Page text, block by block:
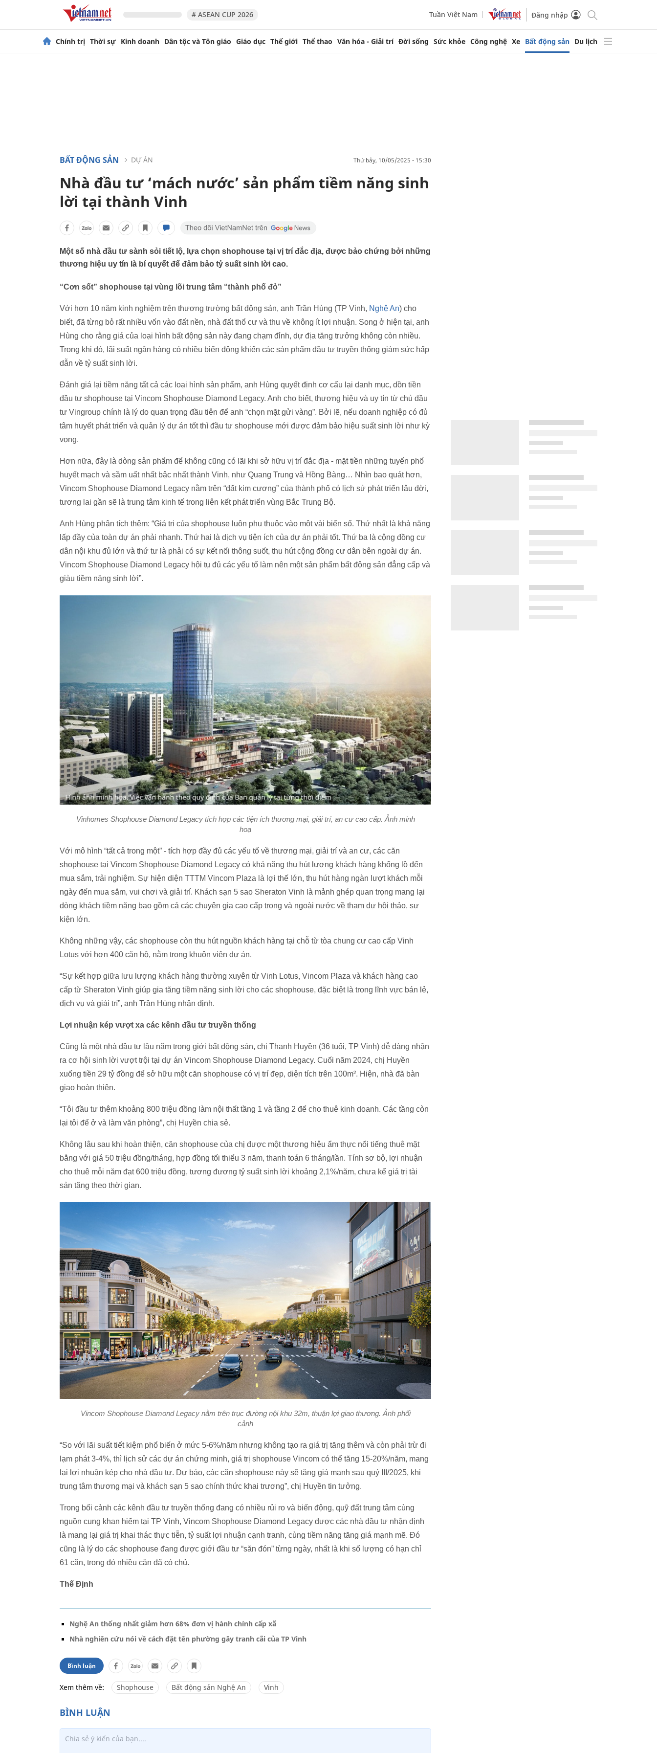
# ASEAN CUP 2026 Tuần Việt Nam Đăng nhập
Chính trị Thời sự Kinh doanh Dân tộc và Tôn giáo Giáo dục Thế giới Thể thao Văn hóa - Giải trí Đời sống Sức khỏe Công nghệ Xe Bất động sản Du lịch
BẤT ĐỘNG SẢN DỰ ÁN thứ bảy, 10/05/2025 - 15:30
Nhà đầu tư ‘mách nước’ sản phẩm tiềm năng sinh
lời tại thành Vinh
Một số nhà đầu tư sành sỏi tiết lộ, lựa chọn shophouse tại vị trí đắc địa, được bảo chứng bởi những
thương hiệu uy tín là bí quyết để đảm bảo tỷ suất sinh lời cao.
“Cơn sốt” shophouse tại vùng lõi trung tâm “thành phố đỏ”
Với hơn 10 năm kinh nghiệm trên thương trường bất động sản, anh Trần Hùng (TP Vinh, Nghệ An) cho
biết, đã từng bỏ rất nhiều vốn vào đất nền, nhà đất thổ cư và thu về không ít lợi nhuận. Song ở hiện tại, anh
Hùng cho rằng giá của loại hình bất động sản này đang chạm đỉnh, dự địa tăng trưởng không còn nhiều.
Trong khi đó, lãi suất ngân hàng có nhiều biến động khiến các sản phẩm đầu tư truyền thống giảm sức hấp
dẫn về tỷ suất sinh lời.
Đánh giá lại tiềm năng tất cả các loại hình sản phẩm, anh Hùng quyết định cơ cấu lại danh mục, dồn tiền
đầu tư shophouse tại Vincom Shophouse Diamond Legacy. Anh cho biết, thương hiệu và uy tín từ chủ đầu
tư Vingroup chính là lý do quan trọng đầu tiên để anh “chọn mặt gửi vàng”. Bởi lẽ, nếu doanh nghiệp có đủ
tâm huyết phát triển và quản lý dự án tốt thì đầu tư shophouse mới được đảm bảo hiệu suất sinh lời như kỳ
vọng.
Hơn nữa, đây là dòng sản phẩm để không cũng có lãi khi sở hữu vị trí đắc địa - mặt tiền những tuyến phố
huyết mạch và sầm uất nhất bậc nhất thành Vinh, như Quang Trung và Hồng Bàng… Nhìn bao quát hơn,
Vincom Shophouse Diamond Legacy nằm trên “đất kim cương” của thành phố có lịch sử phát triển lâu đời,
tương lai gần sẽ là trung tâm kinh tế trong liên kết phát triển vùng Bắc Trung Bộ.
Anh Hùng phân tích thêm: “Giá trị của shophouse luôn phụ thuộc vào một vài biến số. Thứ nhất là khả năng
lấp đầy của toàn dự án phải nhanh. Thứ hai là dịch vụ tiện ích của dự án phải tốt. Thứ ba là cộng đồng cư
dân nội khu đủ lớn và thứ tư là phải có sự kết nối thông suốt, thu hút cộng đồng cư dân bên ngoài dự án.
Vincom Shophouse Diamond Legacy hội tụ đủ các yếu tố làm nên một sản phẩm bất động sản đẳng cấp và
giàu tiềm năng sinh lời”.
Vinhomes Shophouse Diamond Legacy tích hợp các tiện ích thương mại, giải trí, an cư cao cấp. Ảnh minh
hoạ
Với mô hình “tất cả trong một” - tích hợp đầy đủ các yếu tố về thương mại, giải trí và an cư, các căn
shophouse tại Vincom Shophouse Diamond Legacy có khả năng thu hút lượng khách hàng khổng lồ đến
mua sắm, trải nghiệm. Sự hiện diện TTTM Vincom Plaza là lợi thế lớn, thu hút hàng ngàn lượt khách mỗi
ngày đến mua sắm, vui chơi và giải trí. Khách sạn 5 sao Sheraton Vinh là mảnh ghép quan trọng mang lại
dòng khách tiềm năng bao gồm cả các chuyên gia cao cấp trong và ngoài nước về tham dự hội thảo, sự
kiện lớn.
Không những vậy, các shophouse còn thu hút nguồn khách hàng tại chỗ từ tòa chung cư cao cấp Vinh
Lotus với hơn 400 căn hộ, nằm trong khuôn viên dự án.
“Sự kết hợp giữa lưu lượng khách hàng thường xuyên từ Vinh Lotus, Vincom Plaza và khách hàng cao
cấp từ Sheraton Vinh giúp gia tăng tiềm năng sinh lời cho các shophouse, đặc biệt là trong lĩnh vực bán lẻ,
dịch vụ và giải trí”, anh Trần Hùng nhận định.
Lợi nhuận kép vượt xa các kênh đầu tư truyền thống
Cũng là một nhà đầu tư lâu năm trong giới bất động sản, chị Thanh Huyền (36 tuổi, TP Vinh) dễ dàng nhận
ra cơ hội sinh lời vượt trội tại dự án Vincom Shophouse Diamond Legacy. Cuối năm 2024, chị Huyền
xuống tiền 29 tỷ đồng để sở hữu một căn shophouse có vị trí đẹp, diện tích trên 100m². Hiện, nhà đã bàn
giao hoàn thiện.
“Tôi đầu tư thêm khoảng 800 triệu đồng làm nội thất tầng 1 và tầng 2 để cho thuê kinh doanh. Các tầng còn
lại tôi để ở và làm văn phòng”, chị Huyền chia sẻ.
Không lâu sau khi hoàn thiện, căn shophouse của chị được một thương hiệu ẩm thực nổi tiếng thuê mặt
bằng với giá 50 triệu đồng/tháng, hợp đồng tối thiểu 3 năm, thanh toán 6 tháng/lần. Tính sơ bộ, lợi nhuận
cho thuê mỗi năm đạt 600 triệu đồng, tương đương tỷ suất sinh lời khoảng 2,1%/năm, chưa kể giá trị tài
sản tăng theo thời gian.
Vincom Shophouse Diamond Legacy nằm trên trục đường nội khu 32m, thuận lợi giao thương. Ảnh phối
cảnh
“So với lãi suất tiết kiệm phổ biến ở mức 5-6%/năm nhưng không tạo ra giá trị tăng thêm và còn phải trừ đi
lạm phát 3-4%, thì lịch sử các dự án chứng minh, giá trị shophouse Vincom có thể tăng 15-20%/năm, mang
lại lợi nhuận kép cho nhà đầu tư. Dự báo, các căn shophouse này sẽ tăng giá mạnh sau quý III/2025, khi
trung tâm thương mại và khách sạn 5 sao chính thức khai trương”, chị Huyền tin tưởng.
Trong bối cảnh các kênh đầu tư truyền thống đang có nhiều rủi ro và biến động, quỹ đất trung tâm cùng
nguồn cung khan hiếm tại TP Vinh, Vincom Shophouse Diamond Legacy được các nhà đầu tư nhận định
là mang lại giá trị khai thác thực tiễn, tỷ suất lợi nhuận cạnh tranh, cùng tiềm năng tăng giá mạnh mẽ. Đó
cũng là lý do các shophouse đang được giới đầu tư “săn đón” từng ngày, nhất là khi số lượng có hạn chỉ
61 căn, trong đó nhiều căn đã có chủ.
Thế Định
Nghệ An thống nhất giảm hơn 68% đơn vị hành chính cấp xã
Nhà nghiên cứu nói về cách đặt tên phường gây tranh cãi của TP Vinh
Bình luận
Xem thêm về: Shophouse Bất động sản Nghệ An Vinh